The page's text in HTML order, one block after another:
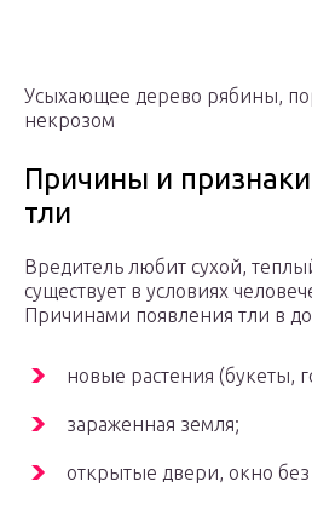
Усыхающее дерево рябины,
некрозом
Причины и
тли
Вредитель любит сухой,
существует в условиях
Причинами появления тли в
новые растения (букеты,
зараженная земля;
открытые двери, окно